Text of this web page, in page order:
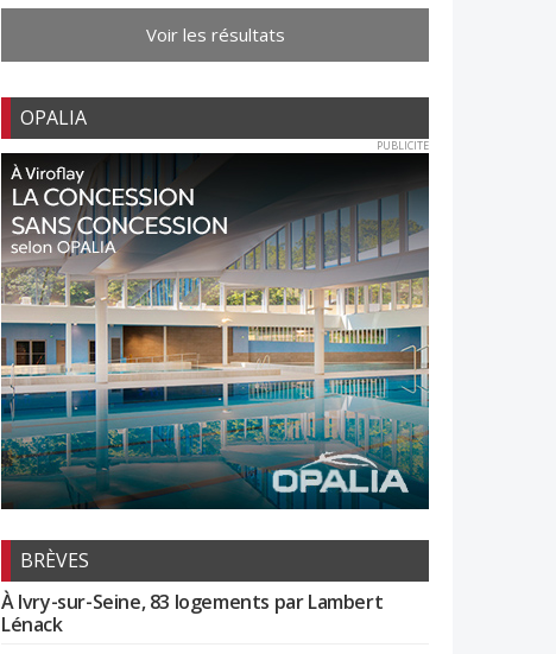
Voir les résultats
OPALIA
PUBLICITE
BRÈVES
À Ivry-sur-Seine, 83 logements par Lambert
Lénack